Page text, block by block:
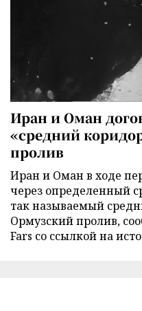
Иран и Оман
«средний
пролив
Иран и Оман в ходе
через определенный
так называемый
Ормузский пролив,
Fars со ссылкой на